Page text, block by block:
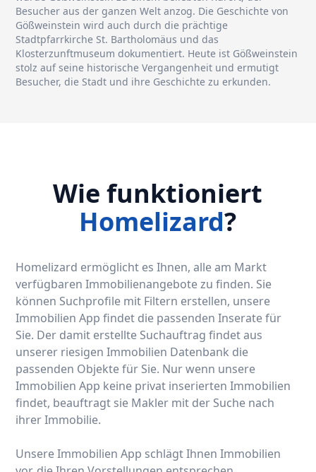
Besucher aus der ganzen Welt anzog. Die Geschichte von
Gößweinstein wird auch durch die prächtige
Stadtpfarrkirche St. Bartholomäus und das
Klosterzunftmuseum dokumentiert. Heute ist Gößweinstein
stolz auf seine historische Vergangenheit und ermutigt
Besucher, die Stadt und ihre Geschichte zu erkunden.
Wie funktioniert
Homelizard?
Homelizard ermöglicht es Ihnen, alle am Markt
verfügbaren Immobilienangebote zu finden. Sie
können Suchprofile mit Filtern erstellen, unsere
Immobilien App findet die passenden Inserate für
Sie. Der damit erstellte Suchauftrag findet aus
unserer riesigen Immobilien Datenbank die
passenden Objekte für Sie. Nur wenn unsere
Immobilien App keine privat inserierten Immobilien
findet, beauftragt sie Makler mit der Suche nach
ihrer Immobilie.
Unsere Immobilien App schlägt Ihnen Immobilien